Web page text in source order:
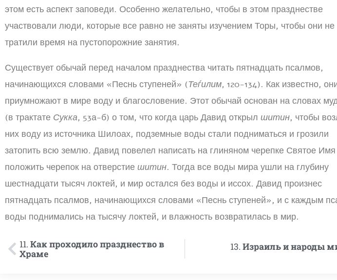
этом есть аспект заповеди. Особенно желательно, чтобы в этом празднестве
участвовали люди, которые все равно не заняты изучением Торы, чтобы они не
тратили время на пустопорожние занятия.
Существует обычай перед началом празднества читать пятнадцать псалмов,
начинающихся словами «Песнь ступеней» (Теѓилим, 120-134). Как известно,
приумножают в мире воду и благословение. Этот обычай основан на словах
(в трактате Сукка, 53а-б) о том, что когда царь Давид открыл шитин, чтобы
них воду из источника Шилоах, подземные воды стали подниматься и грозили
затопить всю землю. Давид повелел написать на глиняном черепке Святое
положить черепок на отверстие шитин. Тогда все воды мира ушли на глубину
шестнадцати тысяч локтей, и мир остался без воды и иссох. Давид произнес
пятнадцать псалмов, начинающихся словами «Песнь ступеней», и с каждым
воды поднимались на тысячу локтей, и влажность возвратилась в мир.
11. Как проходило празднество в
Храме
13. Израиль и народы